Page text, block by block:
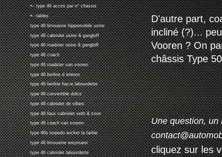
•-- type 46 acces par n° chassis
•-- tables
type 46 limousine hippomobile usine
type 46 cabriolet usine & gangloff
type 46 roadster usine & gangloff
type 46 coach
type 46 roadster van vooren
type 46 berline d ieteren
type 46 berline fiacre labourdette
type 46 convertible dolce
type 46 cabriolet de villars
type 46 faux cabriolet veth & zoon
type 46 coach van vooren
type 46s torpedo wicker la farbie
type 46 limousine weymann
type 46 cabriolet labourdette
D'autre part,
incliné (?)...
Vooren ? On
châssis Type
Une question, un
cliquez sur les